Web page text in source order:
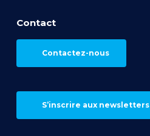
Contact
Contactez-nous
S’inscrire aux newsletters